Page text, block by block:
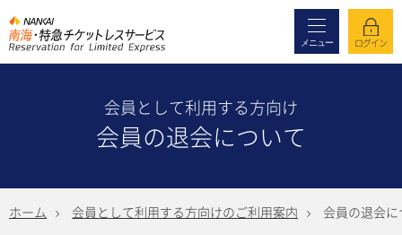
メニュー ログイン
会員として利用する方向け
会員の退会について
ホーム 会員として利用する方向けのご利用案内 会員の退会に